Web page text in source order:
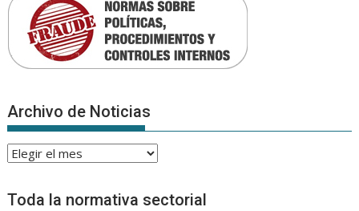
Archivo de Noticias
Archivo
Noticias
Toda la normativa sectorial